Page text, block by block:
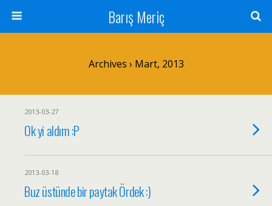
Barış Meriç
Archives › Mart, 2013
2013-03-27
Ok yi aldım :P
2013-03-18
Buz üstünde bir paytak Ördek :)